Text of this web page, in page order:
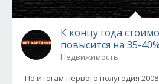
К концу года
повысится на 35-40%
Недвижимость
По итогам первого полугодия